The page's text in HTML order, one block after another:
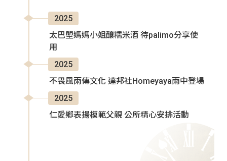
2025
太巴塱媽媽小姐釀糯米酒 待palimo分享使
用
2025
不畏風雨傳文化 達邦社Homeyaya雨中登場
2025
仁愛鄉表揚模範父親 公所精心安排活動